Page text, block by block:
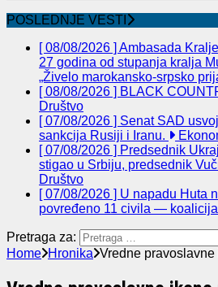
POSLEDNJE VESTI
[ 08/08/2026 ] Ambasada
27 godina od stupanja kralja
„Živelo marokansko-srpsko
[ 08/08/2026 ] BLACK
Društvo
[ 07/08/2026 ] Senat SAD
sankcija Rusiji i Iranu.
[ 07/08/2026 ] Predsednik
stigao u Srbiju, predsednik
Društvo
[ 07/08/2026 ] U napadu Huta
povređeno 11 civila — koalicija
Pretraga za:
Home Hronika Vredne